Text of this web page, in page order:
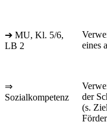
➔ MU, Kl. 5/6,
LB 2
eines
⇒
Sozialkompetenz
der
(s.